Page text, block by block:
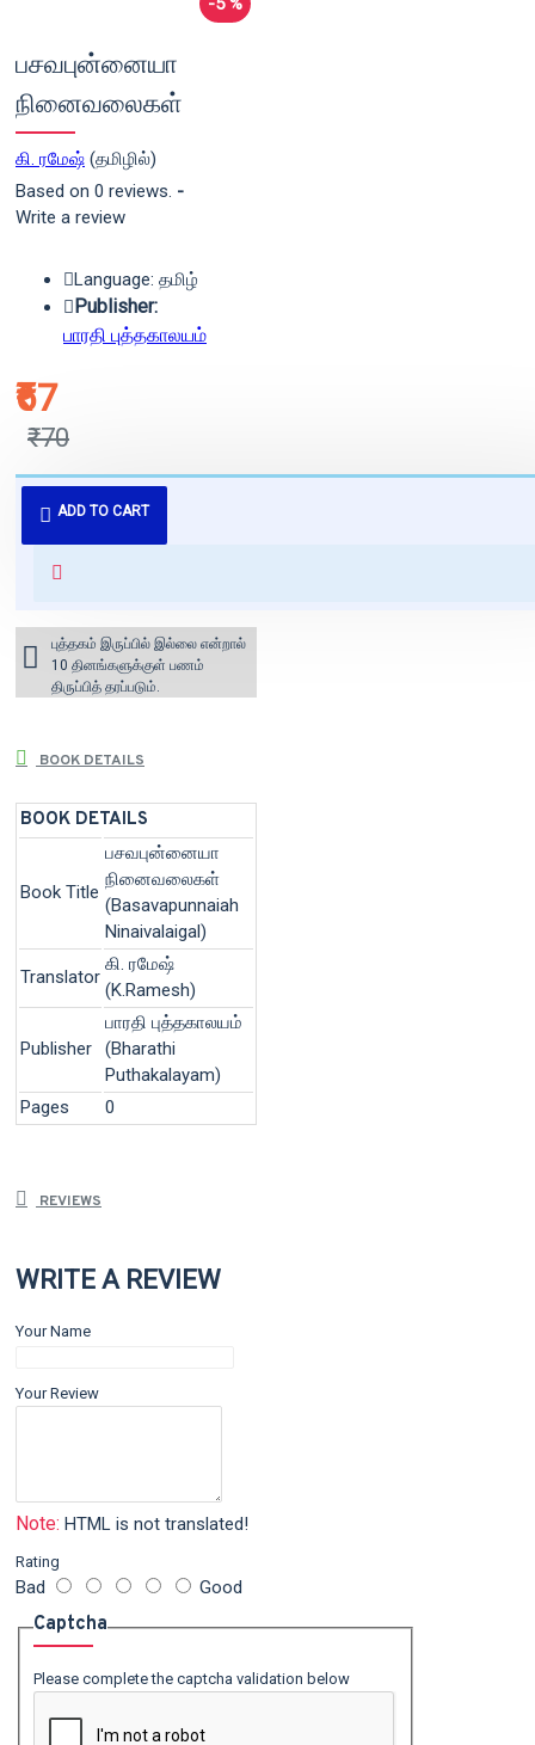
பசவபுன்னையா
நினைவலைகள்
கி. ரமேஷ் (தமிழில்)
Based on 0 reviews. -
Write a review
₹67
₹70
Language: தமிழ்
Publisher:
பாரதி புத்தகாலயம்
ADD TO CART
புத்தகம் 3 - 7 நாட்களில் அனுப்பி
வைக்கப்படும்.
for orders above ₹1000 within
புத்தகம் இருப்பில் இல்லை என்றால்
10 தினங்களுக்குள் பணம்
திருப்பித் தரப்படும்.
BOOK DETAILS
BOOK DETAILS
Book Title
பசவபுன்னையா
நினைவலைகள்
(Basavapunnaiah
Ninaivalaigal)
Translator
கி. ரமேஷ்
(K.Ramesh)
Publisher
பாரதி புத்தகாலயம்
(Bharathi
Puthakalayam)
Pages
0
REVIEWS
WRITE A REVIEW
Your Name
Your Review
Note: HTML is not translated!
Rating
Bad Good
Captcha
Please complete the captcha validation below